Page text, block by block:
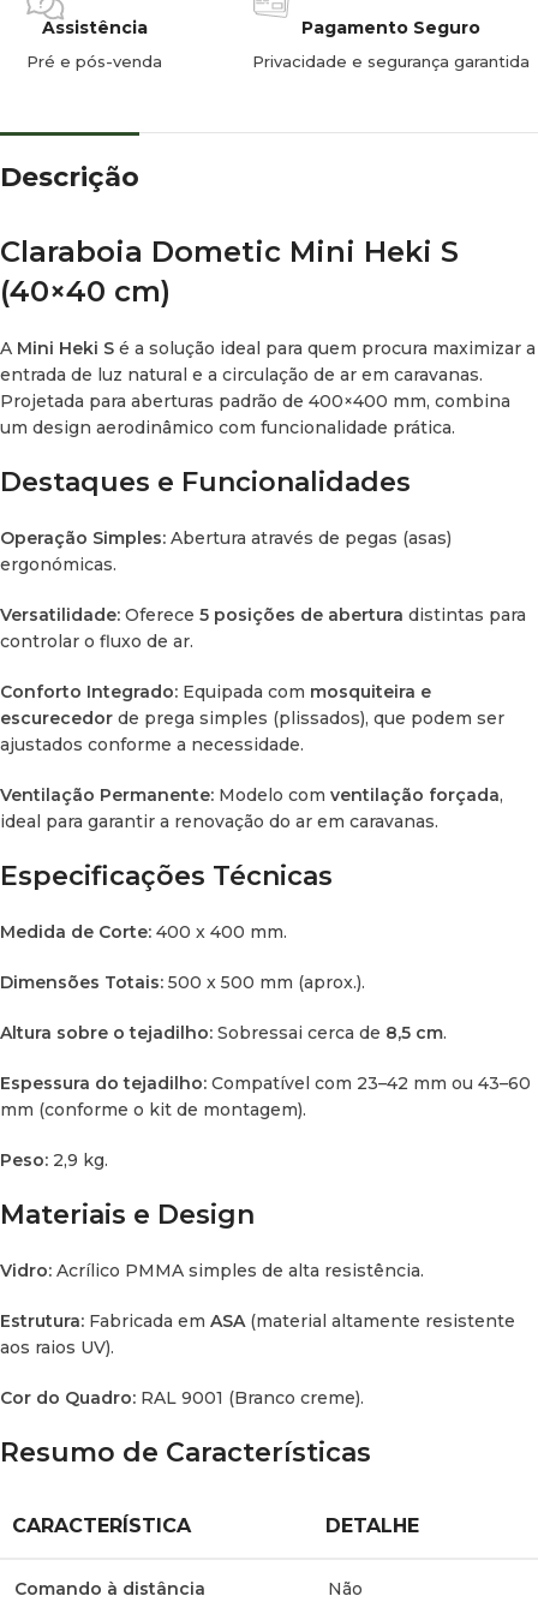
Medida de Corte: 400 x 400 mm.
Peso: 2,9 kg.
Materiais e Design
Vidro:Acrílico PMMA simples de alta resistência.
aos raios UV).
Resumo de Características
CARACTERÍSTICA
Comando à distância Não
Iluminação 12V Não
Ângulo de abertura
Conselho de Instalação:Para uma vedação perfeita,
MS no contorno exterior para proteger contra a intempérie.
Assistência
Pré e pós-venda
Pagamento Seguro
Privacidade e segurança garantida
Descrição
Claraboia Dometic Mini Heki S
(40×40 cm)
A Mini Heki S é a solução ideal para quem procura maximizar a
entrada de luz natural e a circulação de ar em caravanas.
Projetada para aberturas padrão de 400×400 mm, combina
um design aerodinâmico com funcionalidade prática.
Destaques e Funcionalidades
Operação Simples: Abertura através de pegas (asas)
ergonómicas.
Versatilidade: Oferece 5 posições de abertura distintas para
controlar o fluxo de ar.
Conforto Integrado: Equipada com mosquiteira e
escurecedor de prega simples (plissados), que podem ser
ajustados conforme a necessidade.
Ventilação Permanente: Modelo com ventilação forçada,
ideal para garantir a renovação do ar em caravanas.
Especificações Técnicas
Medida de Corte: 400 x 400 mm.
Dimensões Totais: 500 x 500 mm (aprox.).
Altura sobre o tejadilho: Sobressai cerca de 8,5 cm.
Espessura do tejadilho: Compatível com 23–42 mm ou 43–60
mm (conforme o kit de montagem).
Peso: 2,9 kg.
Materiais e Design
Vidro: Acrílico PMMA simples de alta resistência.
Estrutura: Fabricada em ASA(material altamente resistente
aos raios UV).
Cor do Quadro: RAL 9001 (Branco creme).
Resumo de Características
CARACTERÍSTICA DETALHE
Comando à distância Não